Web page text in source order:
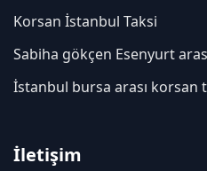
Korsan İstanbul Taksi
Sabiha gökçen Esenyurt
İstanbul bursa arası korsan
İletişim